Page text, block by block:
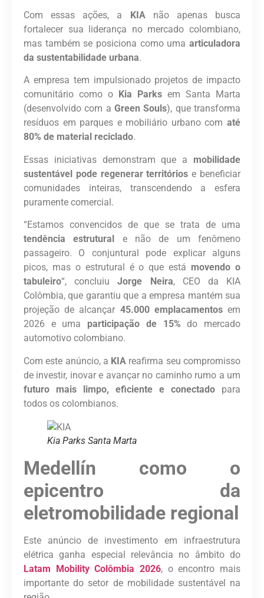
Com essas ações, a KIAnão apenas busca
fortalecer sua liderança no mercado colombiano,
mas também se posiciona como uma articuladora
da sustentabilidade urbana.
A empresa tem impulsionado projetos de impacto
comunitário como o
Kia Parks em Santa Marta
(desenvolvido com a Green Souls), que transforma
resíduos em parques e mobiliário urbano com até
80% de material reciclado.
Essas iniciativas demonstram que a mobilidade
sustentável pode regenerar territórios e beneficiar
comunidades inteiras, transcendendo a esfera
puramente comercial.
“Estamos convencidos de que se trata de uma
tendência estrutural
e não de um fenômeno
passageiro. O conjuntural pode explicar alguns
picos, mas o estrutural é o que está movendo o
tabuleiro“, concluiuJorge Neira, CEO da KIA
Colômbia, que garantiu que a empresa mantém sua
projeção de alcançar 45.000 emplacamentosem
2026 e uma participação de 15% do mercado
automotivo colombiano.
Com este anúncio, a KIA reafirma seu compromisso
de investir, inovar e avançar no caminho rumo a um
futuro mais limpo, eficiente e conectado para
todos os colombianos.
Kia Parks Santa Marta
Medellín como o
epicentro da
eletromobilidade regional
Este anúncio de investimento em infraestrutura
elétrica ganha especial relevância no âmbito do
Latam Mobility Colômbia 2026, o encontro mais
importante do setor de mobilidade sustentável na